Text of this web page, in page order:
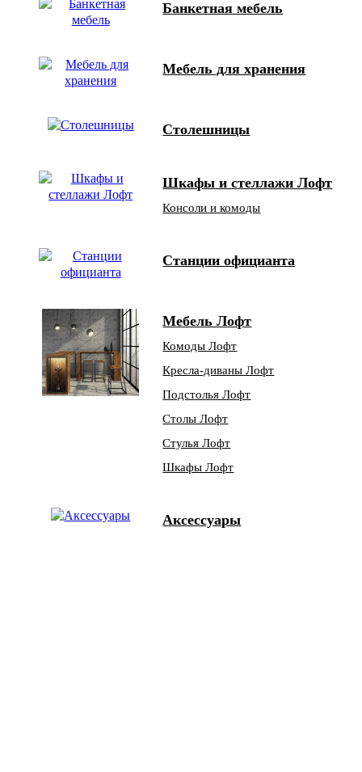
Банкетная мебель
Мебель для хранения
Столешницы
Шкафы и стеллажи Лофт
Консоли и комоды
Станции официанта
Мебель Лофт
Комоды Лофт
Кресла-диваны Лофт
Подстолья Лофт
Столы Лофт
Стулья Лофт
Шкафы Лофт
Аксессуары